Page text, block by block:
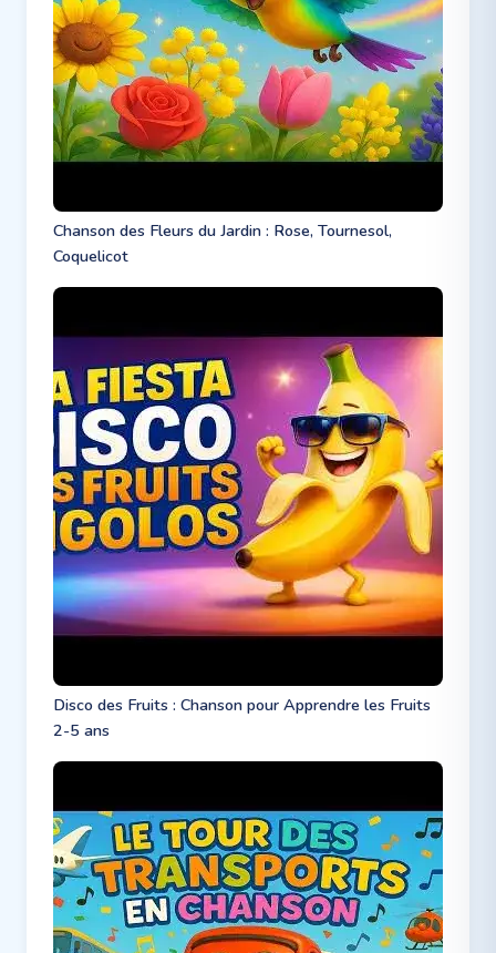
Chanson des Fleurs du Jardin : Rose, Tournesol,
Coquelicot
Disco des Fruits : Chanson pour Apprendre les Fruits
2-5 ans